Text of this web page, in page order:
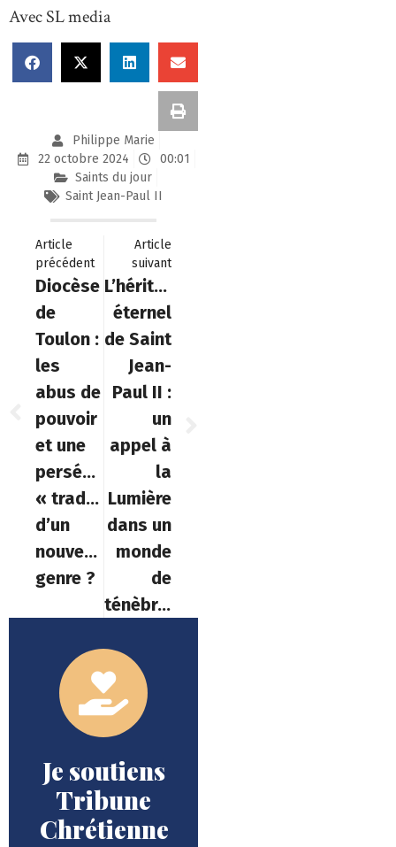
Avec SL media
Philippe Marie
22 octobre 2024
00:01
Saints du jour
Saint Jean-Paul II
Article
précédent
Diocèse
de
Toulon :
les
abus de
pouvoir
et une
persécution
« tradi »
d’un
nouveau
genre ?
Article
suivant
L’héritage
éternel
de Saint
Jean-
Paul II :
un
appel à
la
Lumière
dans un
monde
de
ténèbres
Je soutiens
Tribune
Chrétienne